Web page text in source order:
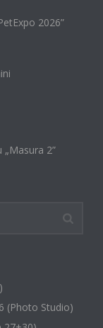
2026”
2”
(Photo Studio)